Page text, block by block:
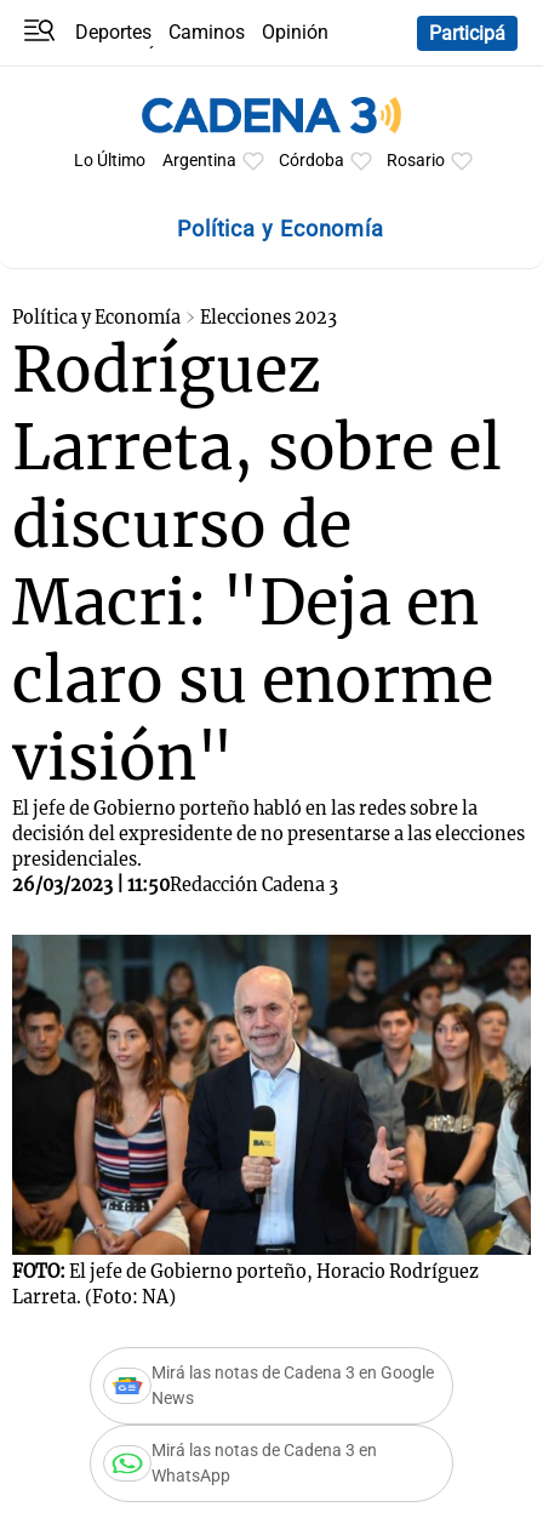
Deportes Caminos
Opinión
Participá
Lo Último Argentina Córdoba Rosario
Política y Economía
Política y Economía Elecciones 2023
Rodríguez
Larreta, sobre el
discurso de
Macri: "Deja en
claro su enorme
visión"
El jefe de Gobierno porteño habló en las redes sobre la
decisión del expresidente de no presentarse a las elecciones
presidenciales.
26/03/2023 | 11:50Redacción Cadena 3
FOTO: El jefe de Gobierno porteño, Horacio Rodríguez
Larreta. (Foto: NA)
Mirá las notas de Cadena 3 en Google
News
Mirá las notas de Cadena 3 en
WhatsApp
Notas
Mundial 2026
Notas
La Sole en
Cadena 3